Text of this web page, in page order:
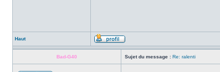
Haut
Bad-G40 Sujet du message : Re: ralenti